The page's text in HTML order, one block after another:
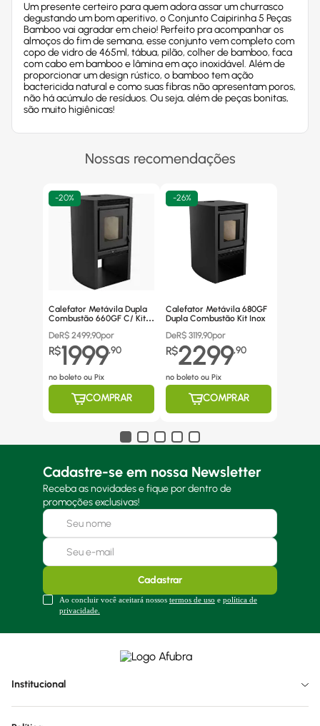
Um presente certeiro para quem adora assar um churrasco
degustando um bom aperitivo, o Conjunto Caipirinha 5 Peças
Bamboo vai agradar em cheio! Perfeito pra acompanhar os
almoços do fim de semana, esse conjunto vem completo com
copo de vidro de 465ml, tábua, pilão, colher de bamboo, faca
com cabo em bamboo e lâmina em aço inoxidável. Além de
proporcionar um design rústico, o bamboo tem ação
bactericida natural e como suas fibras não apresentam poros,
não há acúmulo de resíduos. Ou seja, além de peças bonitas,
são muito higiênicas!
Nossas recomendações
-20%
Calefator Metávila Dupla
Combustão 660GF C/ Kit
DeR$ 2499,90por
R$1999,90
no boleto ou Pix
COMPRAR
-26%
Calefator Metávila 680GF
Dupla Combustão Kit Inox
DeR$ 3119,90por
R$2299,90
no boleto ou Pix
COMPRAR
Cadastre-se em nossa Newsletter
Receba as novidades e fique por dentro de
promoções exclusivas!
Cadastrar
Ao concluir você aceitará nossos termos de uso e política de
privacidade.
Institucional